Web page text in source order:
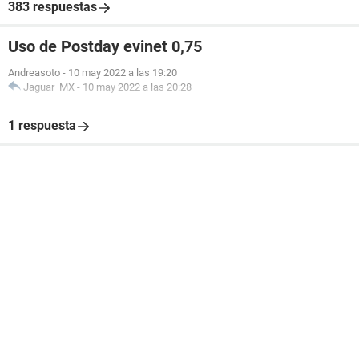
383 respuestas
Uso de Postday evinet 0,75
Andreasoto - 10 may 2022 a las 19:20
Jaguar_MX - 10 may 2022 a las 20:28
1 respuesta